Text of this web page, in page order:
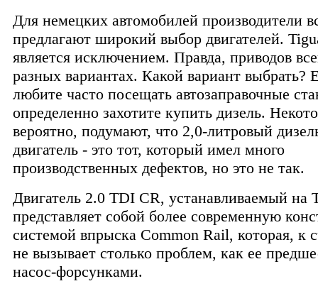
Для немецких автомобилей производители
предлагают широкий выбор двигателей.
является исключением. Правда, приводов
разных вариантах. Какой вариант выбрать?
любите часто посещать автозаправочные
определенно захотите купить дизель.
вероятно, подумают, что 2,0-литровый
двигатель - это тот, который имел много
производственных дефектов, но это не так.
Двигатель 2.0 TDI CR, устанавливаемый на
представляет собой более современную
системой впрыска Common Rail, которая, к
не вызывает столько проблем, как ее
насос-форсунками.